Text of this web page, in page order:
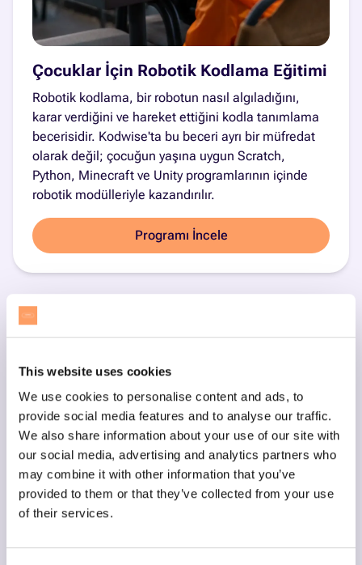
This website uses cookies
We use cookies to personalise content and ads, to
provide social media features and to analyse our traffic.
We also share information about your use of our site with
our social media, advertising and analytics partners who
may combine it with other information that you’ve
provided to them or that they’ve collected from your use
of their services.
Çocuklar İçin Robotik Kodlama Eğitimi
Robotik kodlama, bir robotun nasıl algıladığını,
karar verdiğini ve hareket ettiğini kodla tanımlama
becerisidir. Kodwise'ta bu beceri ayrı bir müfredat
olarak değil; çocuğun yaşına uygun Scratch,
Python, Minecraft ve Unity programlarının içinde
robotik modülleriyle kazandırılır.
Programı İncele
Scratch ile Blok Kodlama